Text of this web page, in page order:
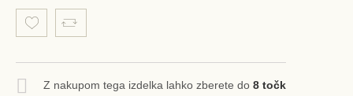
Z nakupom tega izdelka lahko zberete do 8 točk